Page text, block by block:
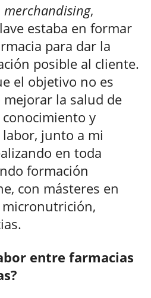
merchandising,
estaba en formar
para dar la
posible al cliente.
el objetivo no es
la salud de
y
junto a mi
en toda
formación
con másteres en
entre farmacias